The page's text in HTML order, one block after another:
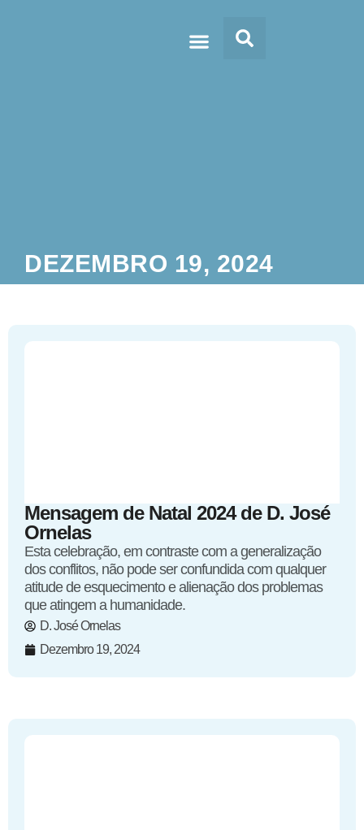
DEZEMBRO 19, 2024
Mensagem de Natal 2024 de D. José
Ornelas
Esta celebração, em contraste com a generalização
dos conflitos, não pode ser confundida com qualquer
atitude de esquecimento e alienação dos problemas
que atingem a humanidade.
D. José Ornelas
Dezembro 19, 2024